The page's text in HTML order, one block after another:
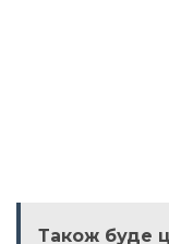
Також буде